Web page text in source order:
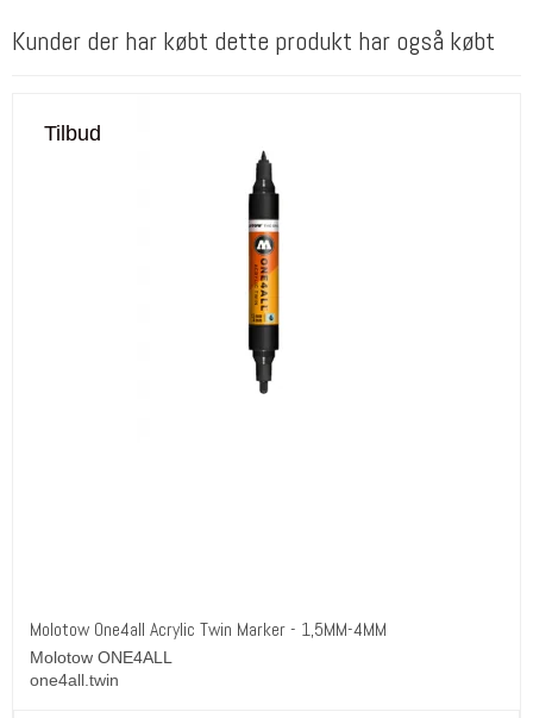
Kunder der har købt dette produkt har også købt
Tilbud
Molotow One4all Acrylic Twin Marker - 1,5MM-4MM
Molotow ONE4ALL
one4all.twin